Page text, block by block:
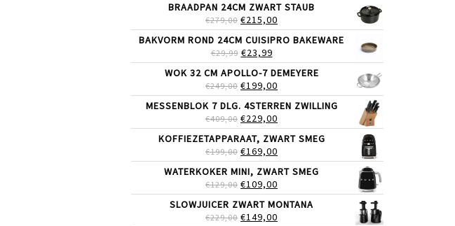
BRAADPAN 24CM ZWART STAUB
€279,00 OORSPRONKELIJKE
PRIJS
WAS:
€279,00.
€215,00
PRIJS
IS:
BAKVORM ROND 24CM CUISIPRO BAKEWARE
€29,99 OORSPRONKELIJKE
PRIJS
WAS:
€29,99.
€23,99HUIDIGE
PRIJS
IS:
€23,99.
WOK 32 CM APOLLO-7 DEMEYERE
€249,00 OORSPRONKELIJKE
PRIJS
WAS:
€249,00.
€199,00
PRIJS
IS:
€199,00.
MESSENBLOK 7 DLG. 4STERREN ZWILLING
€409,00 OORSPRONKELIJKE
PRIJS
WAS:
€409,00.
€229,00
PRIJS
IS:
€229,00.
KOFFIEZETAPPARAAT, ZWART SMEG
€199,00 OORSPRONKELIJKE
PRIJS
WAS:
€199,00.
€169,00
PRIJS
IS:
€169,00.
WATERKOKER MINI, ZWART SMEG
€129,00 OORSPRONKELIJKE
PRIJS
WAS:
€129,00.
€109,00
PRIJS
IS:
€109,00.
SLOWJUICER ZWART MONTANA
€229,00 OORSPRONKELIJKE
€149,00